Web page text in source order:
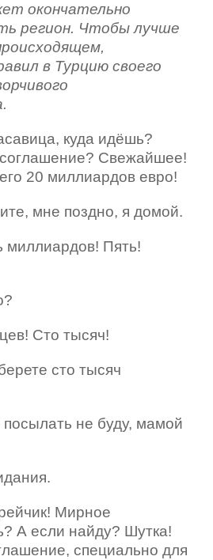
окончательно
регион. Чтобы лучше
в Турцию своего
куда идёшь?
Свежайшее!
20 миллиардов евро!
мне поздно, я домой.
миллиардов! Пять!
Сто тысяч!
сто тысяч
не буду, мамой
Мирное
А если найду? Шутка!
специально для